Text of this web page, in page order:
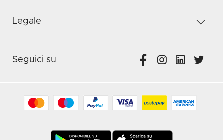
Legale
Seguici su